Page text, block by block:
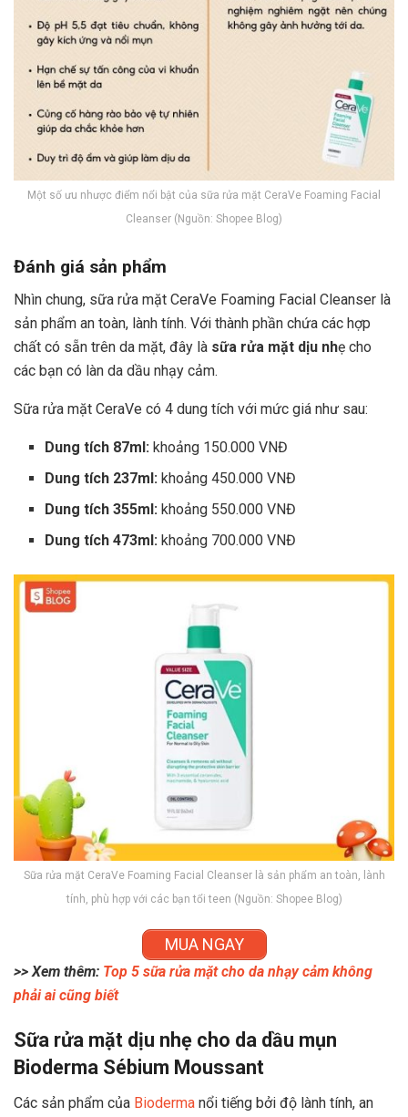
Một số ưu nhược điểm nổi bật của sữa rửa mặt CeraVe Foaming Facial
Cleanser (Nguồn: Shopee Blog)
Đánh giá sản phẩm
Nhìn chung, sữa rửa mặt CeraVe Foaming Facial Cleanser là
sản phẩm an toàn, lành tính. Với thành phần chứa các hợp
chất có sẵn trên da mặt, đây là sữa rửa mặt dịu nhẹ cho
các bạn có làn da dầu nhạy cảm.
Sữa rửa mặt CeraVe có 4 dung tích với mức giá như sau:
Dung tích 87ml: khoảng 150.000 VNĐ
Dung tích 237ml: khoảng 450.000 VNĐ
Dung tích 355ml: khoảng 550.000 VNĐ
Dung tích 473ml: khoảng 700.000 VNĐ
Sữa rửa mặt CeraVe Foaming Facial Cleanser là sản phẩm an toàn, lành
tính, phù hợp với các bạn tổi teen (Nguồn: Shopee Blog)
MUA NGAY
>> Xem thêm: Top 5 sữa rửa mặt cho da nhạy cảm không
phải ai cũng biết
Sữa rửa mặt dịu nhẹ cho da dầu mụn
Bioderma Sébium Moussant
Các sản phẩm của Bioderma nổi tiếng bởi độ lành tính, an